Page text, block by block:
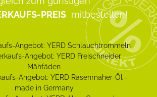
PREIS mitbestellen!